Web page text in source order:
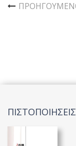
ΠΙΣΤΟΠΟΙΗΣΕΙΣ